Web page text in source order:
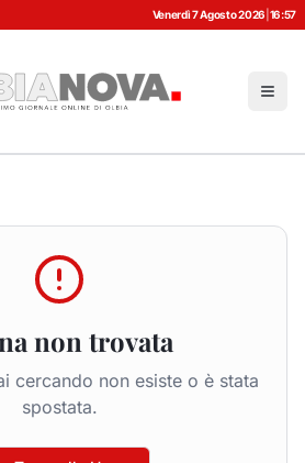
Venerdì 7 Agosto 2026 16:57
non trovata
cercando non esiste o è stata
spostata.